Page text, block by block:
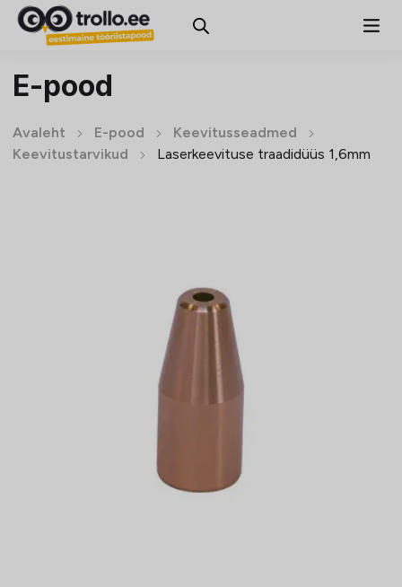
E-pood
Avaleht E-pood
Keevitusseadmed
Keevitustarvikud
Laserkeevituse traadidüüs 1,6mm